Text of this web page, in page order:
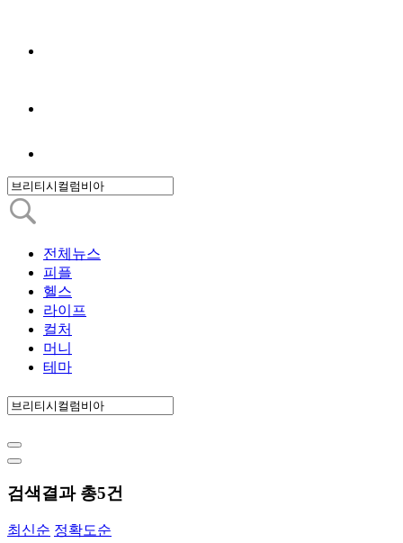
전체뉴스
피플
헬스
라이프
컬처
머니
테마
검색결과 총5건
최신순 정확도순